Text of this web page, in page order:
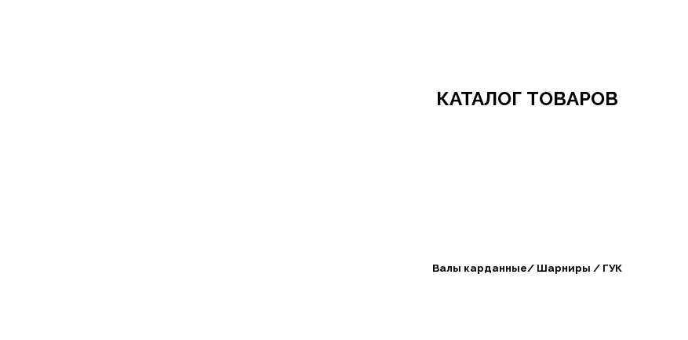
КАТАЛОГ ТОВАРОВ
Валы карданные/ Шарниры / ГУК